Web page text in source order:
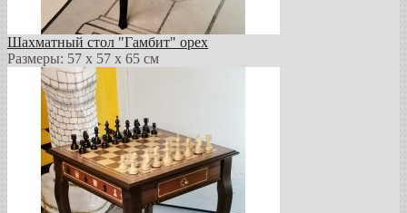
Шахматный стол "Гамбит" орех
Размеры: 57 х 57 х 65 см